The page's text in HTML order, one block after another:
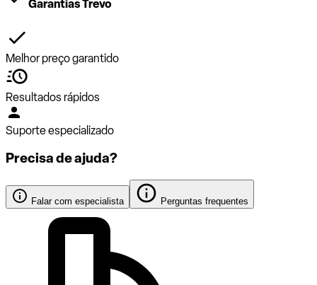
Garantias Trevo
Melhor preço garantido
Resultados rápidos
Suporte especializado
Precisa de ajuda?
Falar com especialista Perguntas frequentes